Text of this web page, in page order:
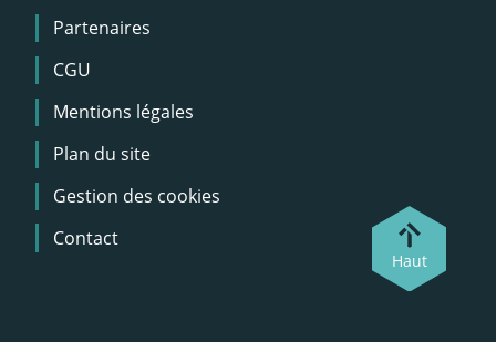
Menu
Pied
de
page
Partenaires
CGU
Mentions légales
Plan du site
Gestion des cookies
Contact
Haut